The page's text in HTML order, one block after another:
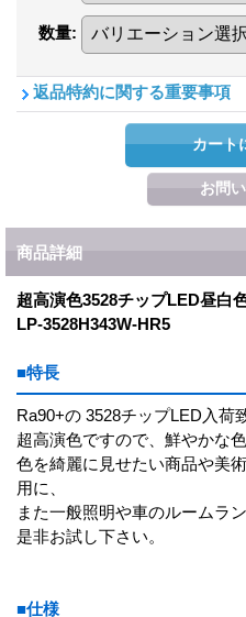
数量:
返品特約に関する重要事項
商品詳細
超高演色3528チップLED昼白
LP-3528H343W-HR5
■特長
Ra90+の 3528チップLED入荷
超高演色ですので、鮮やかな
色を綺麗に見せたい商品や美
用に、
また一般照明や車のルームラ
是非お試し下さい。
■仕様